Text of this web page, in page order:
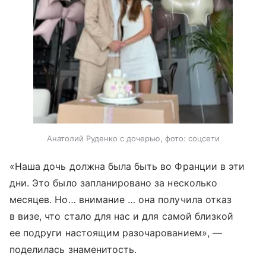
Анатолий Руденко с дочерью, фото: соцсети
«Наша дочь должна была быть во Франции в эти
дни. Это было запланировано за несколько
месяцев. Но… внимание … она получила отказ
в визе, что стало для нас и для самой близкой
ее подруги настоящим разочарованием», —
поделилась знаменитость.